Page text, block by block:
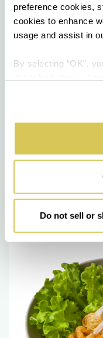
preference cookies,
cookies to enhance
usage and assist in
By selecting “OK”,
“Do not sell or share
details, please refer
Do not sell or
สุกี้น้ำซุปไก่สกัด
เมนูจากแบรนด์ซุปไก่ส